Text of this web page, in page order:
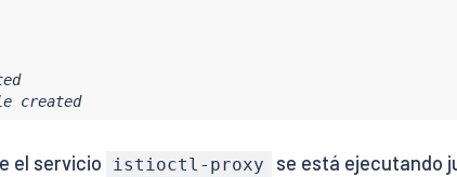
created
el servicio istioctl-proxy se está ejecutando